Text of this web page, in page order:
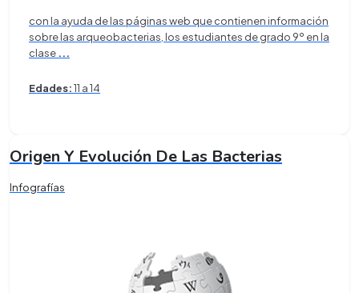
con la ayuda de las páginas web que contienen información
sobre las arqueobacterias, los estudiantes de grado 9º en la
clase ...
Edades:11 a 14
Origen Y Evolución De Las Bacterias
Infografías